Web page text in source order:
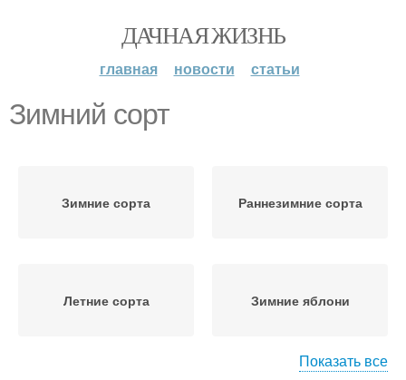
ДАЧНАЯ ЖИЗНЬ
главная новости статьи
Зимний сорт
Зимние сорта Раннезимние сорта
Летние сорта Зимние яблони
Показать все